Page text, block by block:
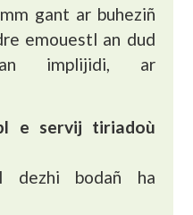
gant ar buheziñ
emouestl an dud
implijidi, ar
e servij tiriadoù
dezhi bodañ ha